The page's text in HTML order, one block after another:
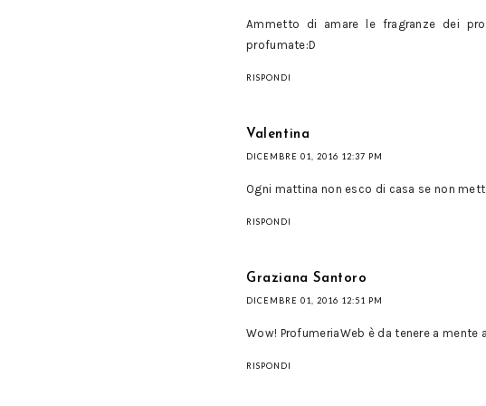
Ammetto di amare le fragranze dei
profumate:D
RISPONDI
Valentina
DICEMBRE 01, 2016 12:37 PM
Ogni mattina non esco di casa se non
RISPONDI
Graziana Santoro
DICEMBRE 01, 2016 12:51 PM
Wow! ProfumeriaWeb è da tenere a mente
RISPONDI